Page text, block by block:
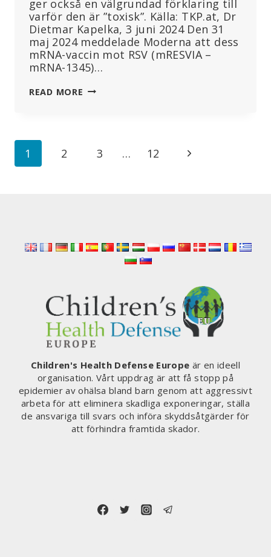
ger också en välgrundad förklaring till
varför den är ”toxisk”. Källa: TKP.at, Dr
Dietmar Kapelka, 3 juni 2024 Den 31
maj 2024 meddelade Moderna att dess
mRNA-vaccin mot RSV (mRESVIA –
mRNA-1345)…
READ MORE GALENSKAPEN
Page
1 2 3 … 12
Next
Children's Health Defense Europe är en ideell
organisation. Vårt uppdrag är att få stopp på
epidemier av ohälsa bland barn genom att aggressivt
arbeta för att eliminera skadliga exponeringar, ställa
de ansvariga till svars och införa skyddsåtgärder för
att förhindra framtida skador.